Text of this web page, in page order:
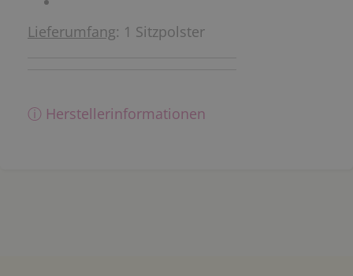
Lieferumfang: 1 Sitzpolster
ⓘ Herstellerinformationen